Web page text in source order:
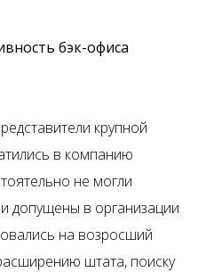
бэк-офиса
крупной
в компанию
не могли
допущены в организации
на возросший
штата, поиску